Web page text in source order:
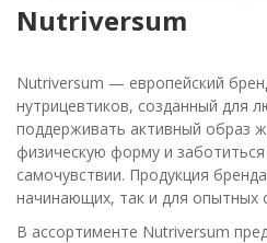
Nutriversum
Nutriversum — европейский
нутрицевтиков, созданный для
поддерживать активный образ
физическую форму и
самочувствии. Продукция
начинающих, так и для опытных
В ассортименте Nutriversum